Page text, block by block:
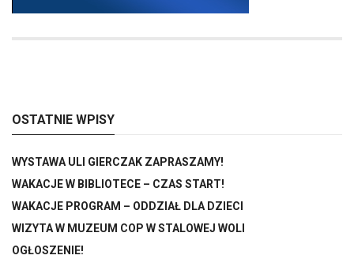
OSTATNIE WPISY
WYSTAWA ULI GIERCZAK ZAPRASZAMY!
WAKACJE W BIBLIOTECE – CZAS START!
WAKACJE PROGRAM – ODDZIAŁ DLA DZIECI
WIZYTA W MUZEUM COP W STALOWEJ WOLI
OGŁOSZENIE!